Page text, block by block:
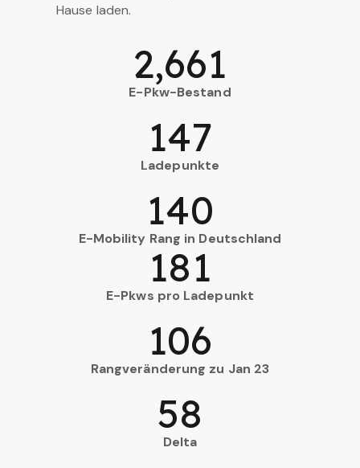
Hause laden.
E-Pkw-Bestand
2,661
Ladepunkte
147
E-Mobility Rang in Deutschland
140
E-Pkws pro Ladepunkt
181
Rangveränderung zu Jan 23
106
Delta
58